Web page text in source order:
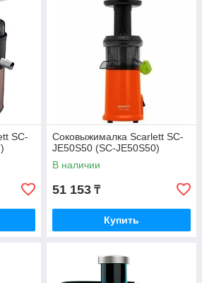
SC-
Соковыжималка Scarlett SC-
JE50S50 (SC-JE50S50)
В наличии
51 153 ₸
Купить